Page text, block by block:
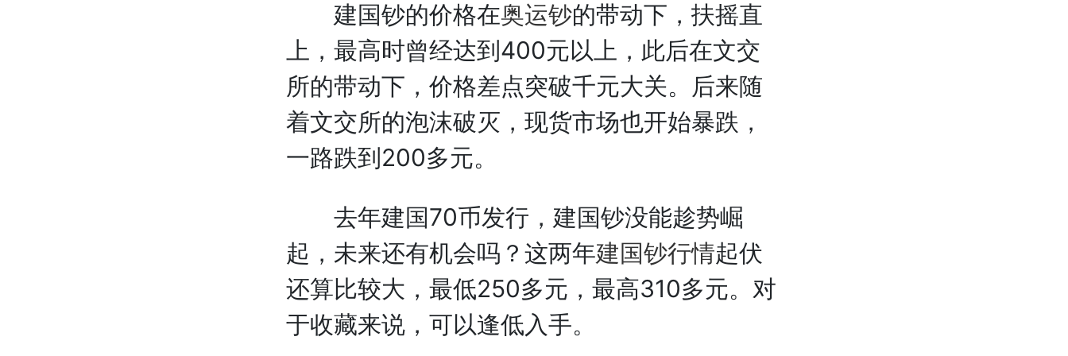
建国钞的价格在奥运钞的带动下，扶摇直
上，最高时曾经达到400元以上，此后在文交
所的带动下，价格差点突破千元大关。后来随
着文交所的泡沫破灭，现货市场也开始暴跌，
一路跌到200多元。
去年建国70币发行，建国钞没能趁势崛
起，未来还有机会吗？这两年建国钞行情起伏
还算比较大，最低250多元，最高310多元。对
于收藏来说，可以逢低入手。